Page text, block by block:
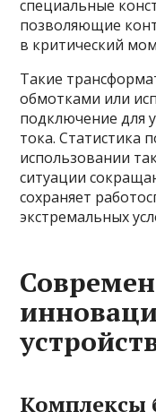
специальные
позволяющие
в критический
Такие
обмотками или
подключение для
тока. Статистика
использовании
ситуации
сохраняет
экстремальных
Комплексы